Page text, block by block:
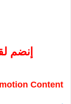
إنضم
Content